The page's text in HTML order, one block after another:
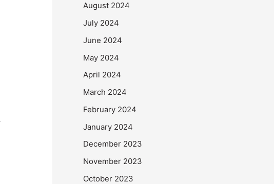
August 2024
July 2024
June 2024
May 2024
April 2024
March 2024
February 2024
January 2024
December 2023
November 2023
October 2023